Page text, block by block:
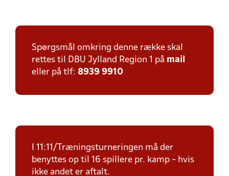
Spørgsmål omkring denne række skal
rettes til DBU Jylland Region 1 på mail
eller på tlf: 8939 9910
I 11:11/Træningsturneringen må der
benyttes op til 16 spillere pr. kamp - hvis
ikke andet er aftalt.